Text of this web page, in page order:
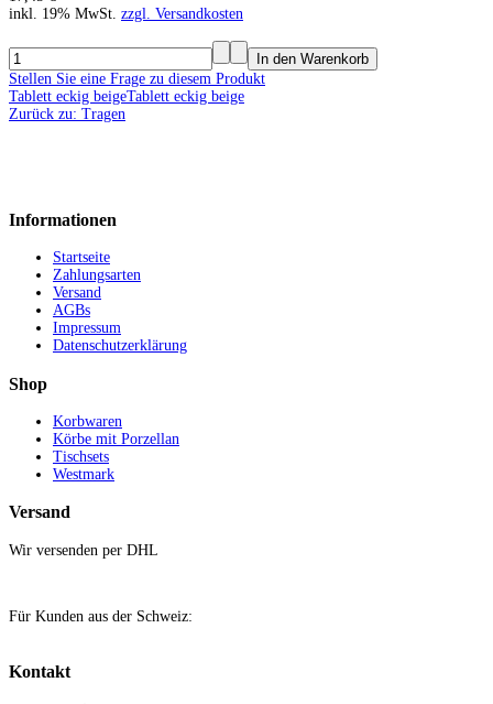
inkl. 19% MwSt. zzgl. Versandkosten
Stellen Sie eine Frage zu diesem Produkt
Tablett eckig beigeTablett eckig beige
Zurück zu: Tragen
Informationen
Startseite
Zahlungsarten
Versand
AGBs
Impressum
Datenschutzerklärung
Shop
Korbwaren
Körbe mit Porzellan
Tischsets
Westmark
Versand
Wir versenden per DHL
Für Kunden aus der Schweiz:
Kontakt